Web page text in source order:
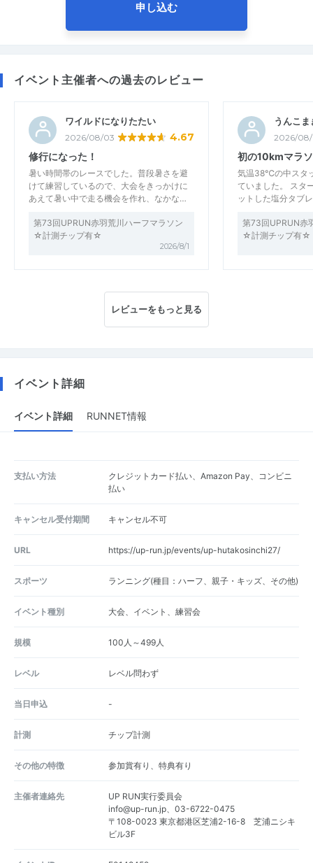
申し込む
イベント主催者への過去のレビュー
ワイルドになりたたい
2026/08/03 4.67
修行になった！
暑い時間帯のレースでした。普段暑さを避
けて練習しているので、大会をきっかけに
あえて暑い中で走る機会を作れ、なかな…
第73回UPRUN赤羽荒川ハーフマラソン
☆計測チップ有☆
2026/8/1
うんこ
2026/
初の10kmマラ
気温38℃の中スタ
ていました。 スタ
ットした塩分タブ
第73回UPRUN赤
☆計測チップ有☆
レビューをもっと見る
イベント詳細
イベント詳細 RUNNET情報
支払い方法
クレジットカード払い、Amazon Pay、コンビニ
払い
キャンセル受付期間 キャンセル不可
URL https://up-run.jp/events/up-hutakosinchi27/
スポーツ ランニング(種目：ハーフ、親子・キッズ、その他)
イベント種別 大会、イベント、練習会
規模 100人～499人
レベル レベル問わず
当日申込 -
計測 チップ計測
その他の特徴 参加賞有り、特典有り
主催者連絡先
UP RUN実行委員会
info@up-run.jp、03-6722-0475
〒108-0023 東京都港区芝浦2-16-8 芝浦ニシキ
ビル3F